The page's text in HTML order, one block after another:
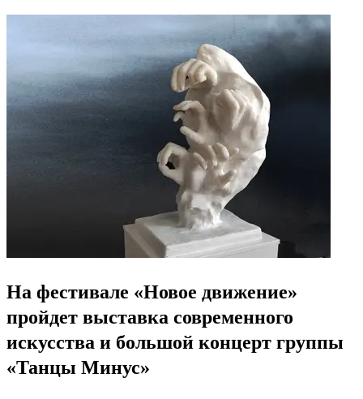
На фестивале «Новое движение»
пройдет выставка современного
искусства и большой концерт группы
«Танцы Минус»